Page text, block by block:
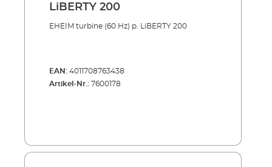
LiBERTY 200
EHEIM turbine (60 Hz) p. LiBERTY 200
EAN: 4011708763438
Artikel-Nr.: 7600178